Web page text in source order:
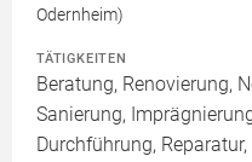
Odernheim)
TÄTIGKEITEN
Beratung, Renovierung,
Sanierung,
Durchführung,